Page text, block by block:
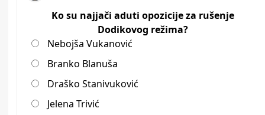
Ko su najjači aduti opozicije za rušenje
Dodikovog režima?
Nebojša Vukanović
Branko Blanuša
Draško Stanivuković
Jelena Trivić